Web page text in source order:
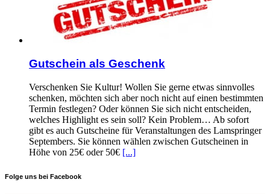
Gutschein als Geschenk
Verschenken Sie Kultur! Wollen Sie gerne etwas sinnvolles
schenken, möchten sich aber noch nicht auf einen bestimmten
Termin festlegen? Oder können Sie sich nicht entscheiden,
welches Highlight es sein soll? Kein Problem… Ab sofort
gibt es auch Gutscheine für Veranstaltungen des Lamspringer
Septembers. Sie können wählen zwischen Gutscheinen in
Höhe von 25€ oder 50€ [...]
Folge uns bei Facebook